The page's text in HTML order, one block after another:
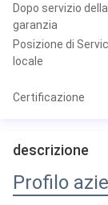
Dopo servizio della
garanzia
Posizione di
locale
Certificazione
descrizione
Profilo